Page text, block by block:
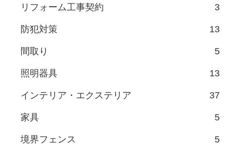
リフォーム工事契約 3
防犯対策 13
間取り 5
照明器具 13
インテリア・エクステリア 37
家具 5
境界フェンス 5